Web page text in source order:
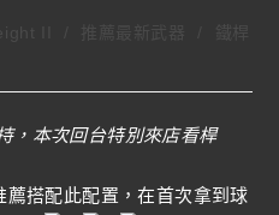
鐵桿
，本次回台特別來店看桿
搭配此配置，在首次拿到球